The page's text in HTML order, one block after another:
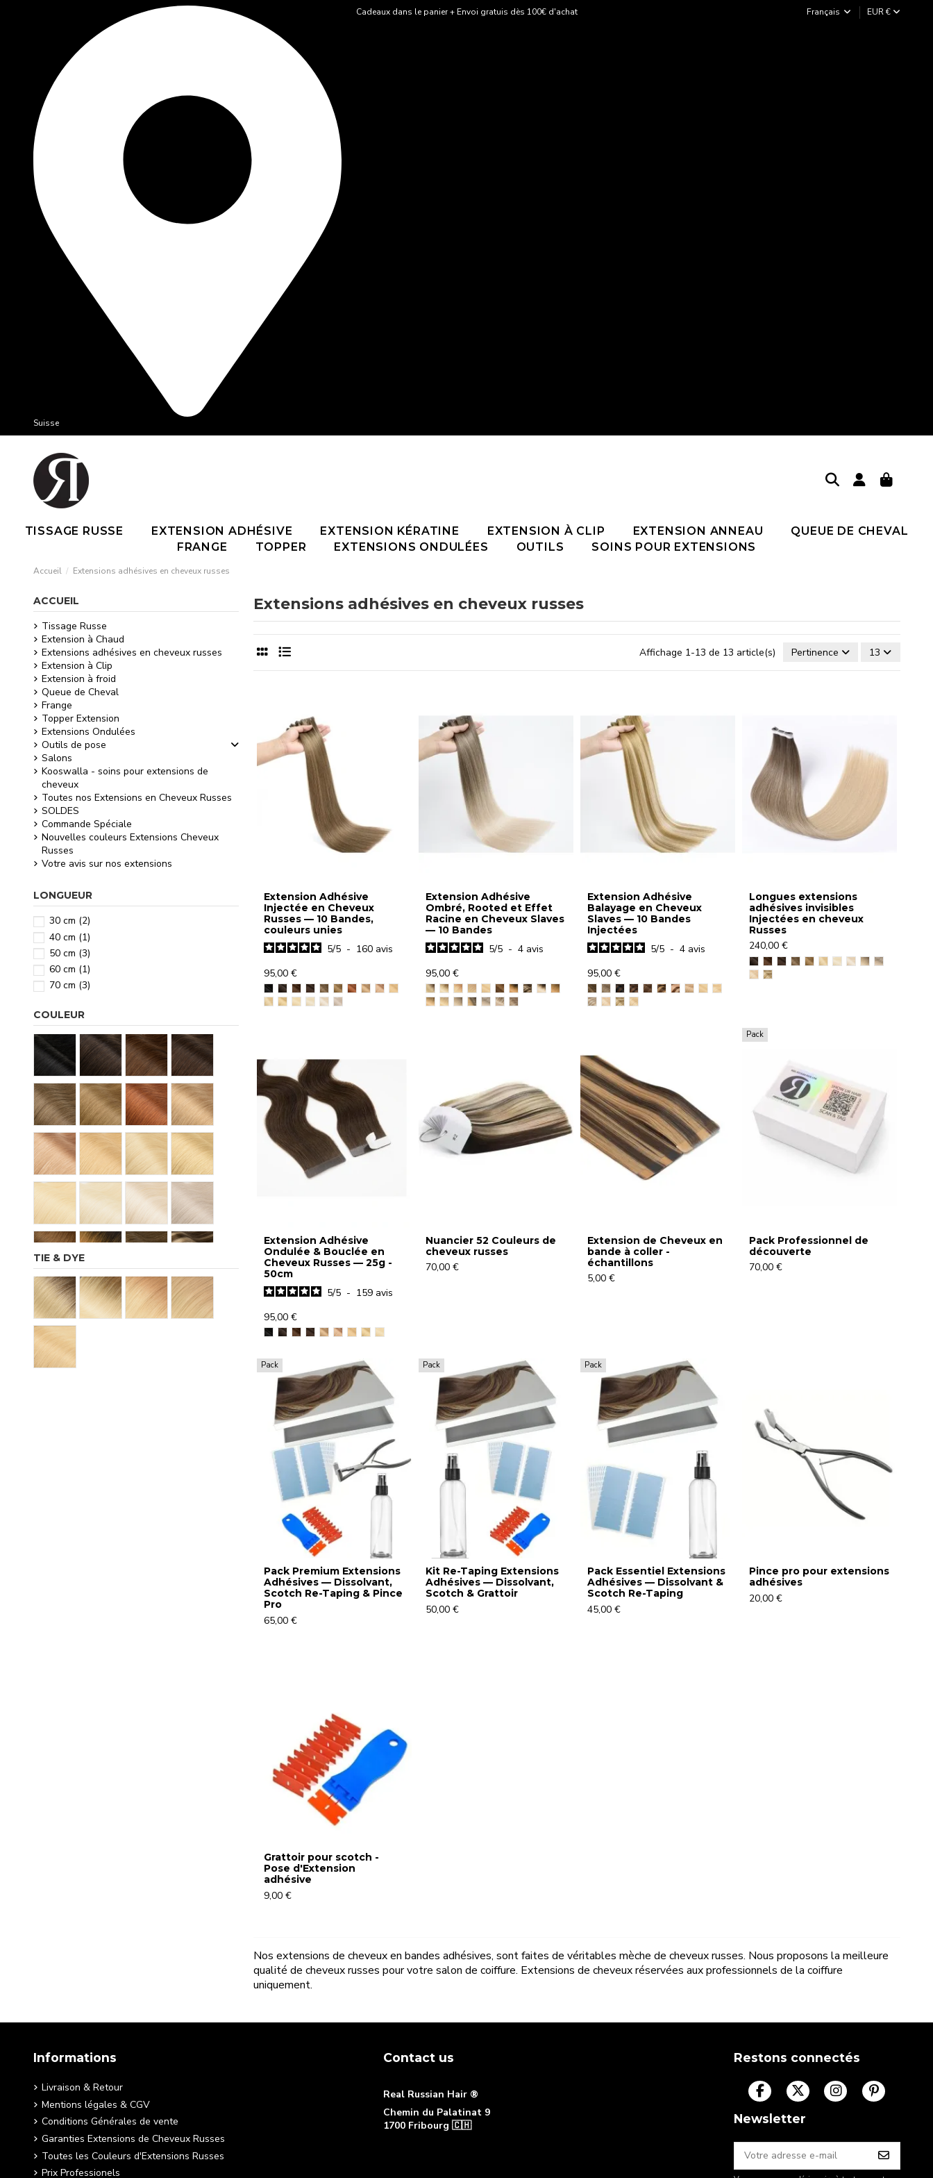
Suisse
Cadeaux dans le panier + Envoi gratuis dès 100€ d'achat Français EUR €
TISSAGE RUSSE EXTENSION ADHÉSIVE EXTENSION KÉRATINE EXTENSION À CLIP EXTENSION ANNEAU
QUEUE DE CHEVAL
FRANGE
TOPPER EXTENSIONS ONDULÉES OUTILS SOINS POUR EXTENSIONS
Accueil Extensions adhésives en cheveux russes
Extensions adhésives en cheveux russes
Affichage 1-13 de 13 article(s) Pertinence 13
Extension Adhésive
Injectée en Cheveux
Russes — 10 Bandes,
couleurs unies
5/5 - 160 avis
95,00 €
Extension Adhésive
Ombré, Rooted et Effet
Racine en Cheveux Slaves
— 10 Bandes
5/5 - 4 avis
95,00 €
Extension Adhésive
Balayage en Cheveux
Slaves — 10 Bandes
Injectées
5/5 - 4 avis
95,00 €
Longues extensions
adhésives invisibles
Injectées en cheveux
Russes
240,00 €
Extension Adhésive
Ondulée & Bouclée en
Cheveux Russes — 25g -
50cm
5/5 - 159 avis
95,00 €
Nuancier 52 Couleurs de
cheveux russes
70,00 €
Extension de Cheveux en
bande à coller -
échantillons
5,00 €
Pack
Pack Professionnel de
découverte
70,00 €
Pack
Pack Premium Extensions
Adhésives — Dissolvant,
Scotch Re-Taping & Pince
Pro
65,00 €
Pack
Kit Re-Taping Extensions
Adhésives — Dissolvant,
Scotch & Grattoir
50,00 €
Pack
Pack Essentiel Extensions
Adhésives — Dissolvant &
Scotch Re-Taping
45,00 €
Pince pro pour extensions
adhésives
20,00 €
Grattoir pour scotch -
Pose d'Extension
adhésive
9,00 €
Nos extensions de cheveux en bandes adhésives, sont faites de véritables mèche de cheveux russes. Nous proposons la meilleure
qualité de cheveux russes pour votre salon de coiffure. Extensions de cheveux réservées aux professionnels de la coiffure
uniquement.
ACCUEIL
Tissage Russe
Extension à Chaud
Extensions adhésives en cheveux russes
Extension à Clip
Extension à froid
Queue de Cheval
Frange
Topper Extension
Extensions Ondulées
Outils de pose
Salons
Kooswalla - soins pour extensions de
cheveux
Toutes nos Extensions en Cheveux Russes
SOLDES
Commande Spéciale
Nouvelles couleurs Extensions Cheveux
Russes
Votre avis sur nos extensions
LONGUEUR
30 cm (2)
40 cm (1)
50 cm (3)
60 cm (1)
70 cm (3)
COULEUR
TIE & DYE
Informations
Livraison & Retour
Mentions légales & CGV
Conditions Générales de vente
Garanties Extensions de Cheveux Russes
Toutes les Couleurs d'Extensions Russes
Prix Professionels
Contact us
Real Russian Hair ®
Chemin du Palatinat 9
1700 Fribourg 🇨🇭
Restons connectés
Newsletter